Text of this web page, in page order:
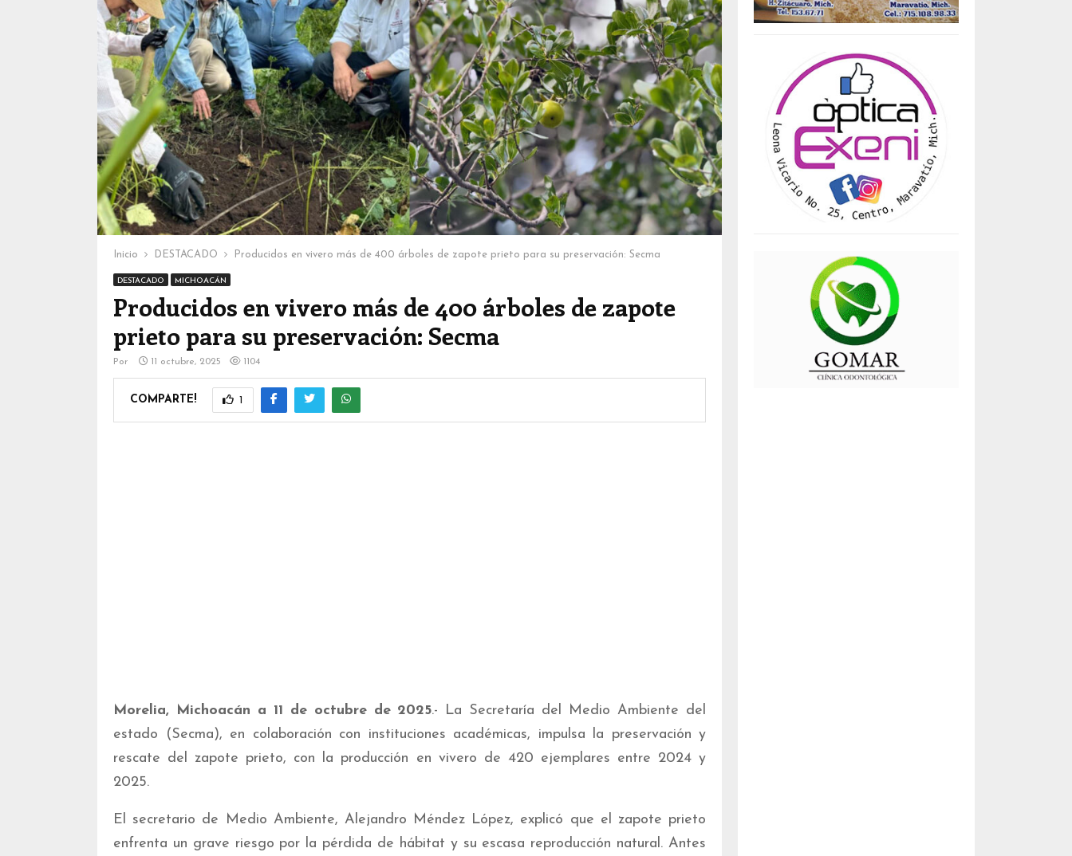
Inicio DESTACADO Producidos en vivero más de 400 árboles de zapote prieto para su preservación: Secma
DESTACADO MICHOACÁN
Producidos en vivero más de 400 árboles de zapote
prieto para su preservación: Secma
Por 11 octubre, 2025 1104
COMPARTE! 1
Morelia, Michoacán a 11 de octubre de 2025.- La Secretaría del Medio Ambiente del
estado (Secma), en colaboración con instituciones académicas, impulsa la preservación y
rescate del zapote prieto, con la producción en vivero de 420 ejemplares entre 2024 y
2025.
El secretario de Medio Ambiente, Alejandro Méndez López, explicó que el zapote prieto
enfrenta un grave riesgo por la pérdida de hábitat y su escasa reproducción natural. Antes